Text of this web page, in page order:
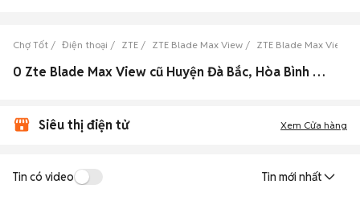
Chợ Tốt Điện thoại ZTE ZTE Blade Max View ZTE Blade Max View
0 Zte Blade Max View cũ Huyện Đà Bắc, Hòa Bình đẹp
Siêu thị điện tử Xem Cửa hàng
Tin có video Tin mới nhất